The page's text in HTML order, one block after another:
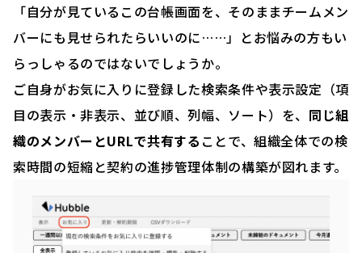
「自分が見ているこの台帳画面を、そのままチームメン
バーにも見せられたらいいのに……」とお悩みの方もい
らっしゃるのではないでしょうか。
ご自身がお気に入りに登録した検索条件や表示設定（項
目の表示・非表示、並び順、列幅、ソート）を、 同じ組
織のメンバーとURLで共有する ことで、組織全体での検
索時間の短縮と契約の進捗管理体制の構築が図れます。